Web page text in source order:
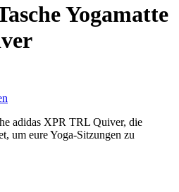
Yogamatte
adidas XPR TRL Quiver, die
um eure Yoga-Sitzungen zu